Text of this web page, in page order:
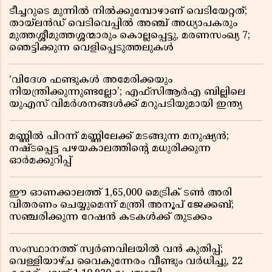
ടീച്ചറുടെ മുന്നിൽ നിൽക്കുമ്പോഴാണ് വെടിയേറ്റത്;
തായ്‌ലൻഡ് വെടിവെപ്പിൽ അഞ്ച് അധ്യാപകരും
മുത്തശ്ശീമുത്തശ്ശന്മാരും കൊല്ലപ്പെട്ടു, മരണസംഖ്യ 7;
ഞെട്ടിക്കുന്ന വെളിപ്പെടുത്തലുകൾ
‘വിദേശ ഫണ്ടുകൾ അമേരിക്കയും
നിയന്ത്രിക്കുന്നുണ്ടല്ലോ’; എഫ്സിആർഎ ബില്ലിലെ
യുഎസ് വിമർശനങ്ങൾക്ക് മറുപടിയുമായി ഇന്ത്യ
മണ്ണിൽ പിറന്ന് മണ്ണിലേക്ക് മടങ്ങുന്ന മനുഷ്യൻ;
നഷ്ടപ്പെട്ട പഴയകാലത്തിൻ്റെ മധുരിക്കുന്ന
ഓർമക്കുറിപ്പ്
ഈ ഓണക്കാലത്ത് 1,65,000 മെട്രിക് ടൺ അരി
വിതരണം ചെയ്യുമെന്ന് മന്ത്രി അനൂപ് ജേക്കബ്;
സഞ്ചരിക്കുന്ന റേഷൻ കടകൾക്ക് തുടക്കം
സംസ്ഥാനത്ത് സ്വർണവിലയിൽ വൻ കുതിപ്പ്;
വെള്ളിയാഴ്ച വൈകുന്നേരം വീണ്ടും വർധിച്ചു, 22